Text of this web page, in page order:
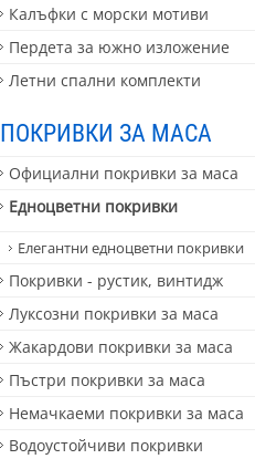
Калъфки с морски мотиви
Пердета за южно изложение
Летни спални комплекти
ПОКРИВКИ ЗА МАСА
Официални покривки за маса
Едноцветни покривки
Елегантни едноцветни покривки
Покривки - рустик, винтидж
Луксозни покривки за маса
Жакардови покривки за маса
Пъстри покривки за маса
Немачкаеми покривки за маса
Водоустойчиви покривки